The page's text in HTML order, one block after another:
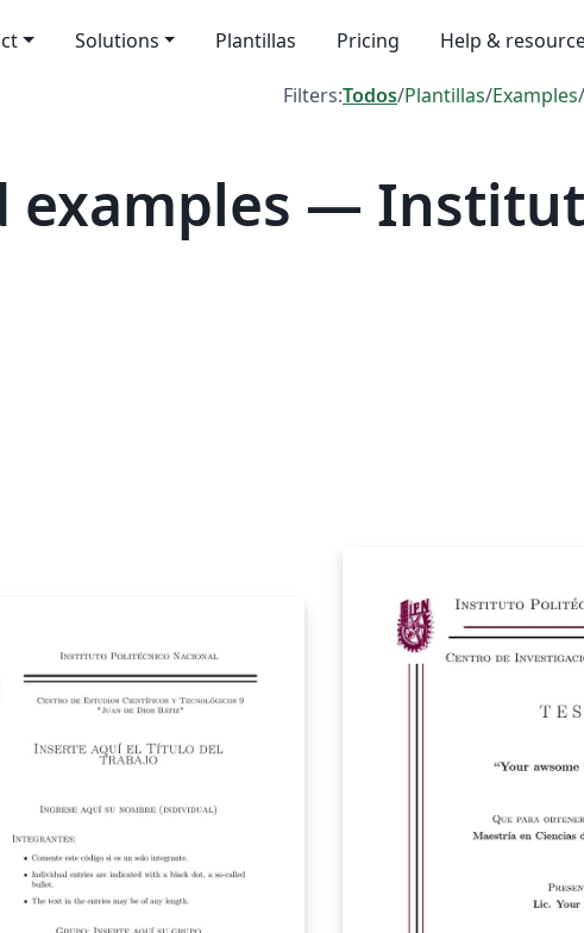
Solutions Plantillas Pricing Help &
Filters:Todos/Plantillas/Examples/
examples —